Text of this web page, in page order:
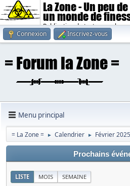
La Zone - Un peu
un monde de
Publication de textes
Connexion
Inscrivez-vous
Menu principal
= La Zone = ► Calendrier ► Février 2025
Prochains
LISTE MOIS SEMAINE